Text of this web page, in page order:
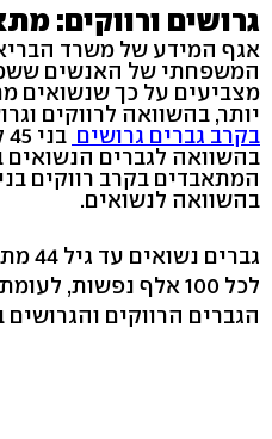
גרושים ורווקים:
אגף המידע של משרד
המשפחתי של האנשים
מצביעים על כך שנשואים
יותר, בהשוואה לרווקים
בקרב גברים גרושים
בהשוואה לגברים הנשואים
בהשוואה לנשואים.
הגברים הרווקים